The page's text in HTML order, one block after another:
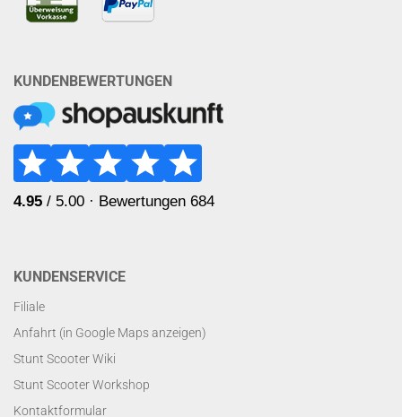
KUNDENBEWERTUNGEN
KUNDENSERVICE
Filiale
Anfahrt (in Google Maps anzeigen)
Stunt Scooter Wiki
Stunt Scooter Workshop
Kontaktformular